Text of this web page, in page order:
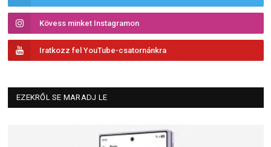
Kövess minket Instagramon
Iratkozz fel YouTube-csatornánkra
EZEKRŐL SE MARADJ LE